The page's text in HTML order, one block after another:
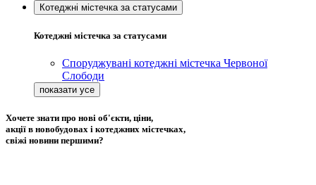
Котеджні містечка за статусами
Котеджні містечка за статусами
Споруджувані котеджні містечка Червоної
Слободи
Хочете знати про нові об'єкти, ціни,
акції в новобудовах і котеджних містечках,
свіжі новини першими?